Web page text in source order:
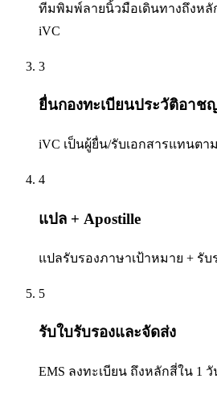
ทีมพิมพ์ลายนิ้วมือเดินทางถึงห
iVC
3
ยื่นกองทะเบียนประวัติอาช
iVC เป็นผู้ยื่น/รับเอกสารแทนต
4
แปล + Apostille
แปลรับรองภาษาเป้าหมาย + รับ
5
รับใบรับรองและจัดส่ง
EMS ลงทะเบียน ถึงหลักสี่ใน 1